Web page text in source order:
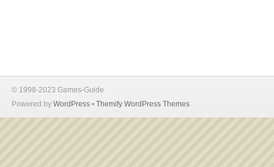
© 1998-2023 Games-Guide
Powered by WordPress • Themify WordPress Themes